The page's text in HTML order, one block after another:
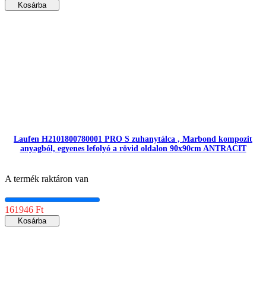
Kosárba
Laufen H2101800780001 PRO S zuhanytálca , Marbond kompozit
anyagból, egyenes lefolyó a rövid oldalon 90x90cm ANTRACIT
A termék raktáron van
161946 Ft
Kosárba